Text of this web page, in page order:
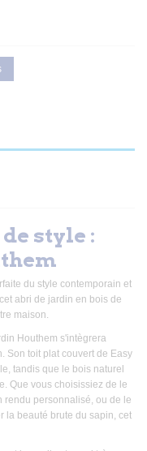
style :
du style contemporain et
abri de jardin en bois de
maison.
Houthem s'intègrera
Son toit plat couvert de Easy
tandis que le bois naturel
Que vous choisissiez de le
rendu personnalisé, ou de le
la beauté brute du sapin, cet